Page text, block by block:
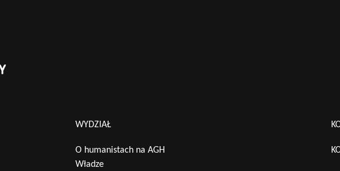
WYDZIAŁ
O humanistach na AGH
Władze